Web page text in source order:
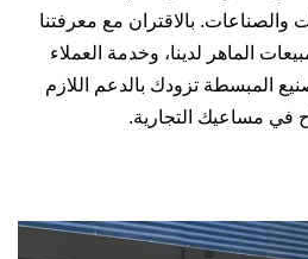
والصناعات. بالاقتران مع معرفتنا
الماهر لدينا، وخدمة العملاء
المبسطة تزودك بالدعم اللازم
في مساعيك التجارية.